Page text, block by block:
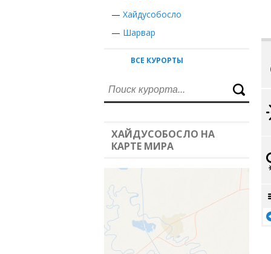
— Хайдусобосло
— Шарвар
ВСЕ КУРОРТЫ
ХАЙДУСОБОСЛО НА
КАРТЕ МИРА